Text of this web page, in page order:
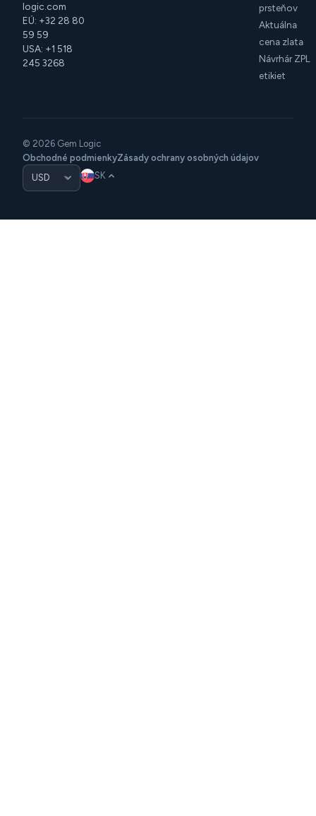
logic.com
EÚ: +32 28 80
59 59
USA: +1 518
245 3268
prsteňov
Aktuálna
cena zlata
Návrhár ZPL
etikiet
© 2026 Gem Logic
Obchodné podmienkyZásady ochrany osobných údajov
SK